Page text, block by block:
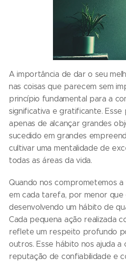
A importância de dar o seu
nas coisas que parecem sem
princípio fundamental para a
significativa e gratificante.
apenas de alcançar grandes
sucedido em grandes
cultivar uma mentalidade de
todas as áreas da vida.
Quando nos comprometemos
em cada tarefa, por menor que
desenvolvendo um hábito de
Cada pequena ação realizada
reflete um respeito profundo
outros. Esse hábito nos ajuda a
reputação de confiabilidade e